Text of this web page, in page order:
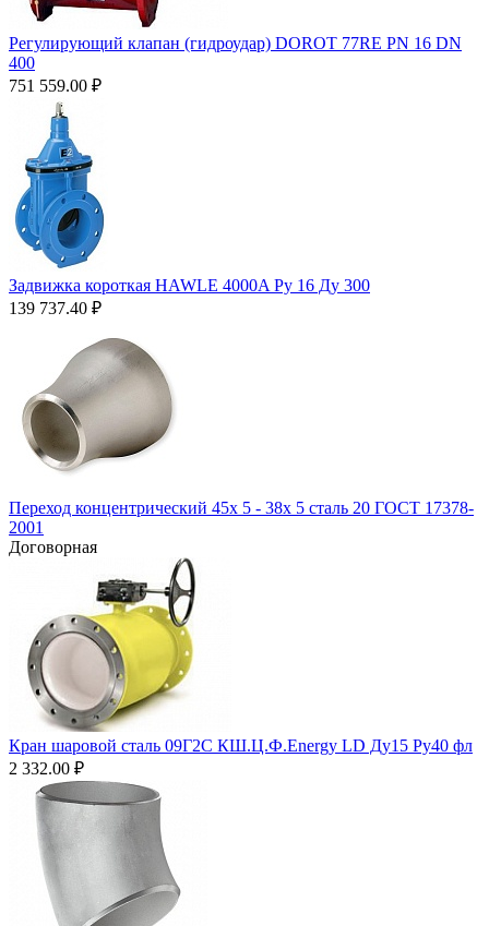
Регулирующий клапан (гидроудар) DOROT 77RE PN 16 DN
400
751 559.00 ₽
Задвижка короткая HAWLE 4000A Ру 16 Ду 300
139 737.40 ₽
Переход концентрический 45х 5 - 38х 5 сталь 20 ГОСТ 17378-
2001
Договорная
Кран шаровой сталь 09Г2С КШ.Ц.Ф.Energy LD Ду15 Ру40 фл
2 332.00 ₽